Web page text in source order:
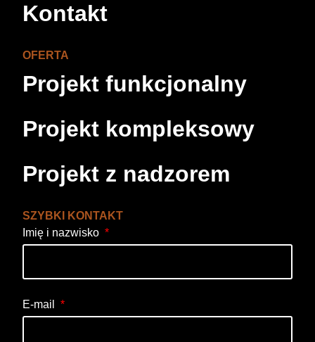
Kontakt
OFERTA
Projekt funkcjonalny
Projekt kompleksowy
Projekt z nadzorem
SZYBKI KONTAKT
Imię i nazwisko
E-mail